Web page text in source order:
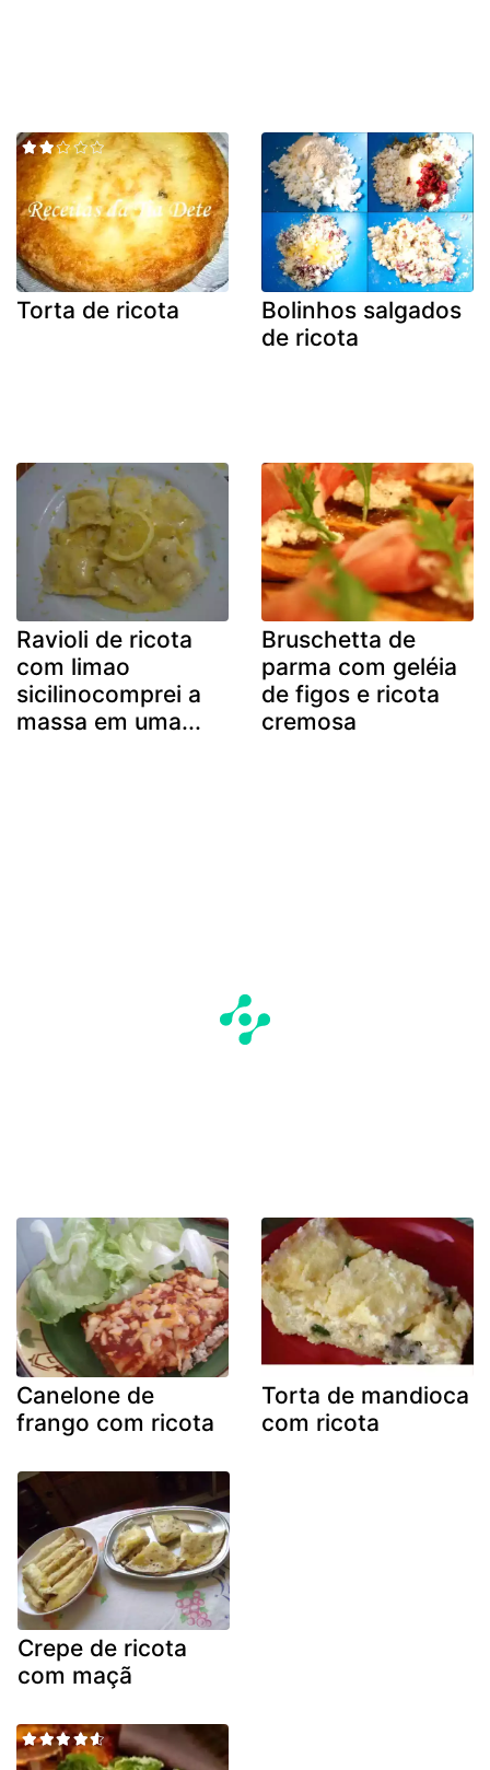
Torta de ricota
Bolinhos salgados
de ricota
Ravioli de ricota
com limao
sicilinocomprei a
massa em uma...
Bruschetta de
parma com geléia
de figos e ricota
cremosa
Canelone de
frango com ricota
Torta de mandioca
com ricota
Crepe de ricota
com maçã